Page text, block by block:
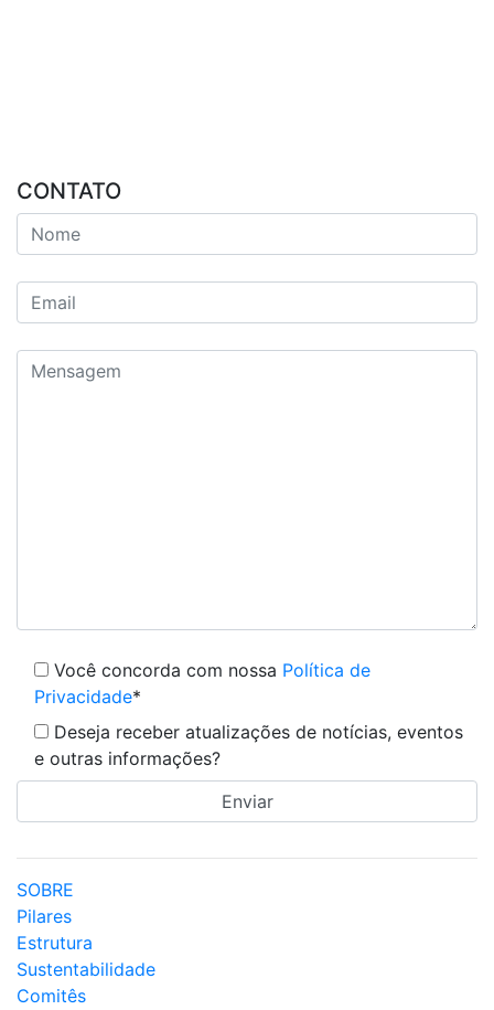
CONTATO
Você concorda com nossa Política de
Privacidade*
Deseja receber atualizações de notícias, eventos
e outras informações?
SOBRE
Pilares
Estrutura
Sustentabilidade
Comitês